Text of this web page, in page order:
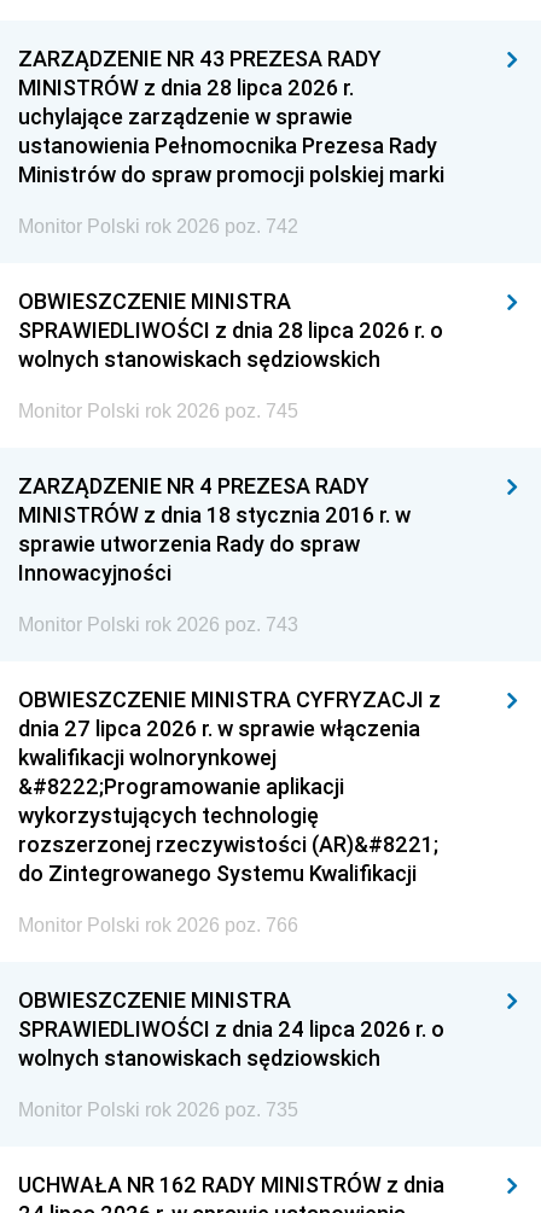
ZARZĄDZENIE NR 43 PREZESA RADY
MINISTRÓW z dnia 28 lipca 2026 r.
uchylające zarządzenie w sprawie
ustanowienia Pełnomocnika Prezesa Rady
Ministrów do spraw promocji polskiej marki
Monitor Polski rok 2026 poz. 742
OBWIESZCZENIE MINISTRA
SPRAWIEDLIWOŚCI z dnia 28 lipca 2026 r. o
wolnych stanowiskach sędziowskich
Monitor Polski rok 2026 poz. 745
ZARZĄDZENIE NR 4 PREZESA RADY
MINISTRÓW z dnia 18 stycznia 2016 r. w
sprawie utworzenia Rady do spraw
Innowacyjności
Monitor Polski rok 2026 poz. 743
OBWIESZCZENIE MINISTRA CYFRYZACJI z
dnia 27 lipca 2026 r. w sprawie włączenia
kwalifikacji wolnorynkowej
&#8222;Programowanie aplikacji
wykorzystujących technologię
rozszerzonej rzeczywistości (AR)&#8221;
do Zintegrowanego Systemu Kwalifikacji
Monitor Polski rok 2026 poz. 766
OBWIESZCZENIE MINISTRA
SPRAWIEDLIWOŚCI z dnia 24 lipca 2026 r. o
wolnych stanowiskach sędziowskich
Monitor Polski rok 2026 poz. 735
UCHWAŁA NR 162 RADY MINISTRÓW z dnia